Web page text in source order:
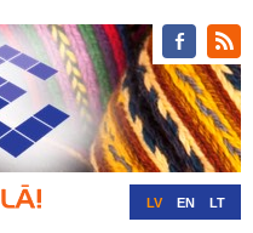
LV EN LT